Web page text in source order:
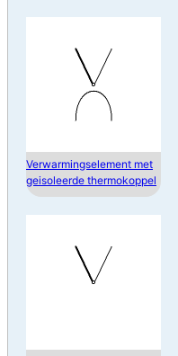
Verwarmingselement met
geisoleerde thermokoppel